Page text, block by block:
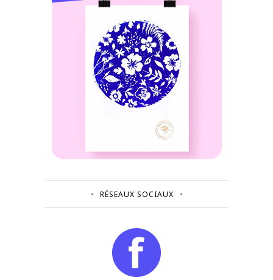
RÉSEAUX SOCIAUX